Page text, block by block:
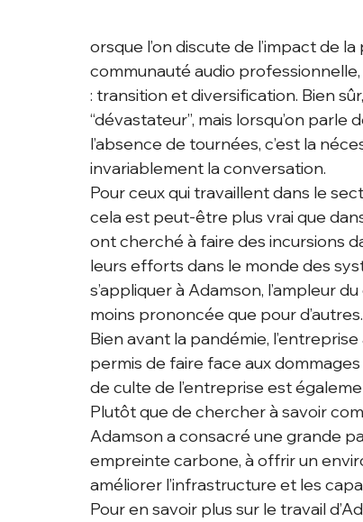
orsque l’on discute de l’impact de
communauté audio
: transition et diversification. Bien
“dévastateur”, mais lorsqu’on
l’absence de tournées, c’est la
invariablement la conversation.
Pour ceux qui travaillent dans le
cela est peut-être plus vrai que
ont cherché à faire des incursions
leurs efforts dans le monde des
s’appliquer à Adamson, l’ampleur
moins prononcée que pour d’autres.
Bien avant la pandémie,
permis de faire face aux
de culte de l’entreprise est
Plutôt que de chercher à savoir
Adamson a consacré une grande
empreinte carbone, à offrir un
améliorer l’infrastructure et les
Pour en savoir plus sur le travail